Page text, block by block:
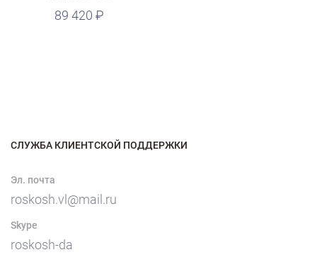
89 420
СЛУЖБА КЛИЕНТСКОЙ ПОДДЕРЖКИ
Эл. почта
roskosh.vl@mail.ru
Skype
roskosh-da